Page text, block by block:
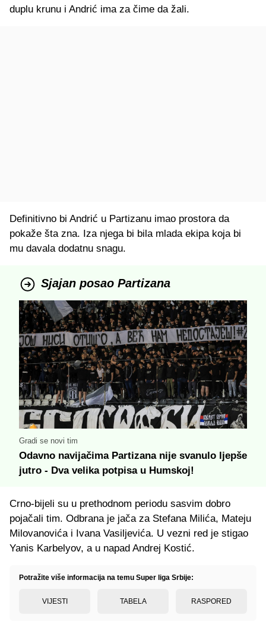
duplu krunu i Andrić ima za čime da žali.
Definitivno bi Andrić u Partizanu imao prostora da
pokaže šta zna. Iza njega bi bila mlada ekipa koja bi
mu davala dodatnu snagu.
Sjajan posao Partizana
Gradi se novi tim
Odavno navijačima Partizana nije svanulo ljepše
jutro - Dva velika potpisa u Humskoj!
Crno-bijeli su u prethodnom periodu sasvim dobro
pojačali tim. Odbrana je jača za Stefana Milića, Mateju
Milovanovića i Ivana Vasiljevića. U vezni red je stigao
Yanis Karbelyov, a u napad Andrej Kostić.
Potražite više informacija na temu Super liga Srbije:
VIJESTI TABELA RASPORED